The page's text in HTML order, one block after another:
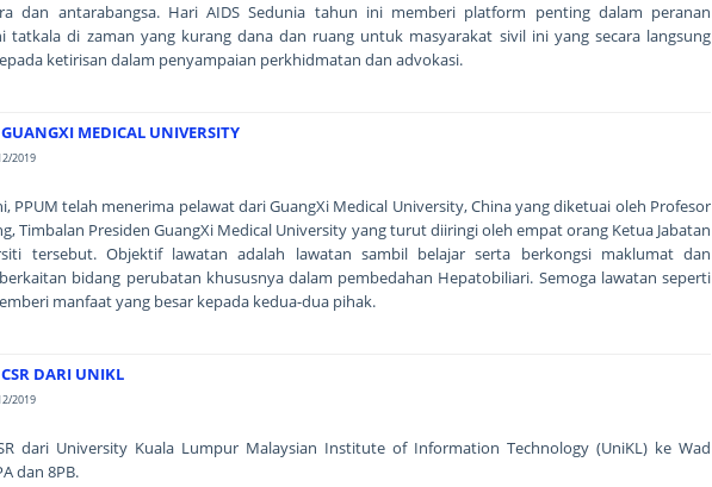
dan antarabangsa. Hari AIDS Sedunia tahun ini memberi platform penting dalam peranan
tatkala di zaman yang kurang dana dan ruang untuk masyarakat sivil ini yang secara langsung
ketirisan dalam penyampaian perkhidmatan dan advokasi.
MEDICAL UNIVERSITY
2019
PPUM telah menerima pelawat dari GuangXi Medical University, China yang diketuai oleh Profesor
Timbalan Presiden GuangXi Medical University yang turut diiringi oleh empat orang Ketua Jabatan
tersebut. Objektif lawatan adalah lawatan sambil belajar serta berkongsi maklumat dan
bidang perubatan khususnya dalam pembedahan Hepatobiliari. Semoga lawatan seperti
manfaat yang besar kepada kedua-dua pihak.
DARI UNIKL
2019
dari University Kuala Lumpur Malaysian Institute of Information Technology (UniKL) ke Wad
dan 8PB.